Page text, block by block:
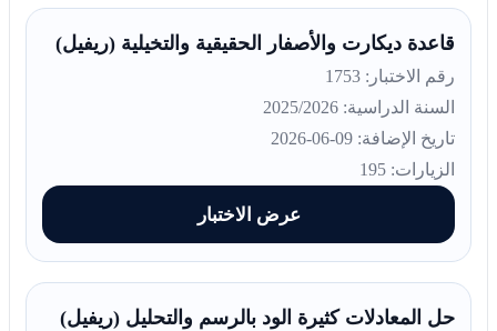
قاعدة ديكارت والأصفار الحقيقية والتخيلية (ريفيل)
رقم الاختبار: 1753
السنة الدراسية: 2025/2026
تاريخ الإضافة: 09-06-2026
الزيارات: 195
عرض الاختبار
حل المعادلات كثيرة الود بالرسم والتحليل (ريفيل)